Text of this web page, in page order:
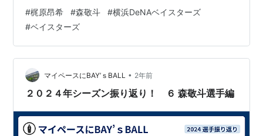
#梶原昂希 #森敬斗 #横浜DeNAベイスターズ
#ベイスターズ
マイペースにBAY’ｓBALL • 2年前
２０２４年シーズン振り返り！ ６ 森敬斗選手編